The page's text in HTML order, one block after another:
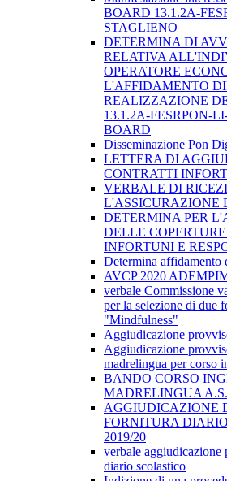
BOARD 13.1.2A-
STAGLIENO
DETERMINA DI
RELATIVA
OPERATORE
L'AFFIDAMENTO
REALIZZAZIONE
13.1.2A-FESRPON-
BOARD
Disseminazione Pon
LETTERA DI
CONTRATTI
VERBALE DI
L'ASSICURAZIONE
DETERMINA PER
DELLE
INFORTUNI E
Determina affidamento
AVCP 2020
verbale Commissione
per la selezione di due
"Mindfulness"
Aggiudicazione
Aggiudicazione
madrelingua per corso
BANDO CORSO
MADRELINGUA
AGGIUDICAZIONE
FORNITURA
2019/20
verbale
diario scolastico